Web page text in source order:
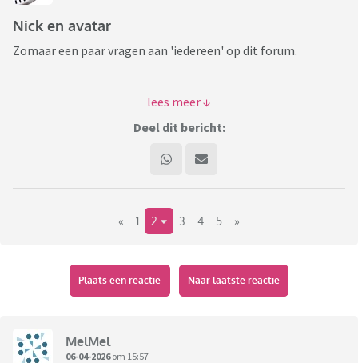
Nick en avatar
Zomaar een paar vragen aan 'iedereen' op dit forum.
Hoe kom je aan je nickname, betekent die iets, zoja
Waarom heb je geen passende originele avatar
Ben benieuwd naar je antwoord!
Deel dit bericht:
« 1 2 3 4 5 »
Plaats een reactie Naar laatste reactie
MelMel
06-04-2026om 15:57